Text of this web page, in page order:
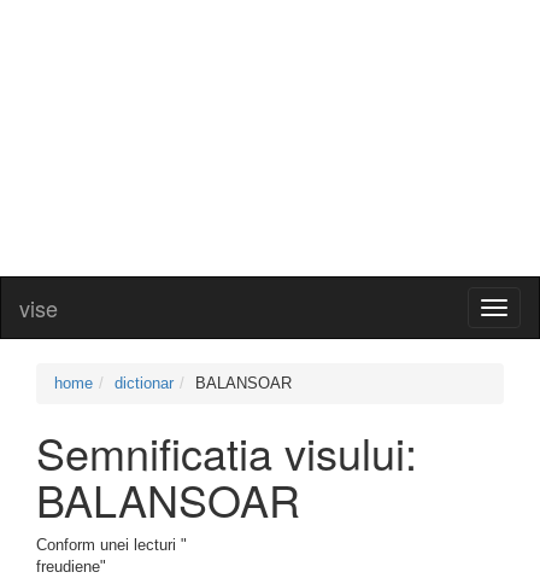
vise
home dictionar BALANSOAR
Semnificatia visului:
BALANSOAR
Conform unei lecturi "
freudiene"